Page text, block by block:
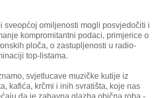
sveopćoj omiljenosti mogli posvjedočiti i
kompromitantni podaci, primjerice o
ploča, o zastupljenosti u radio-
top-listama.
svjetlucave muzičke kutije iz
kafića, krčmi i inih svratišta, koje nas
da je zabavna glazba obična roba -